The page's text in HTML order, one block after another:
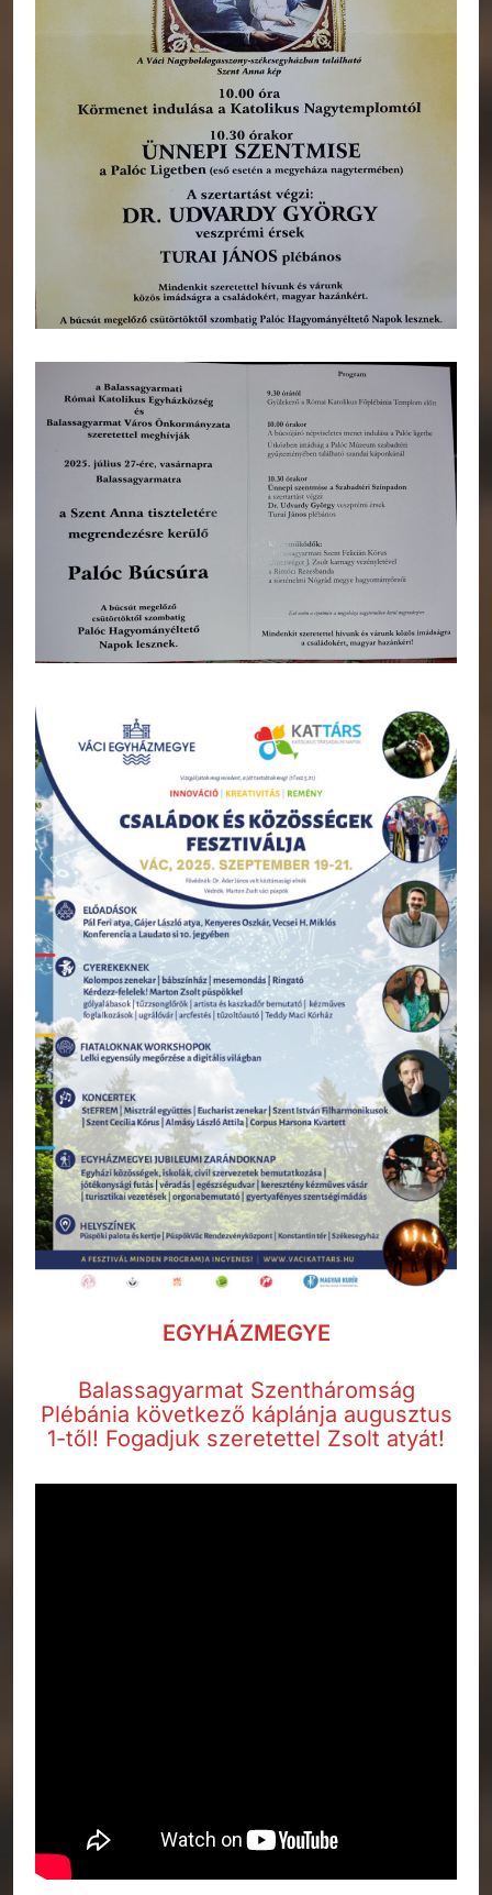
EGYHÁZMEGYE
Balassagyarmat Szentháromság
Plébánia következő káplánja augusztus
1-től! Fogadjuk szeretettel Zsolt atyát!